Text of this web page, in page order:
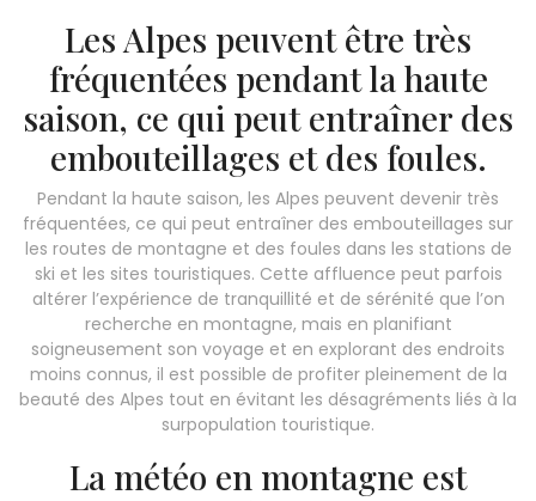
Les Alpes peuvent être très
fréquentées pendant la haute
saison, ce qui peut entraîner des
embouteillages et des foules.
Pendant la haute saison, les Alpes peuvent devenir très
fréquentées, ce qui peut entraîner des embouteillages sur
les routes de montagne et des foules dans les stations de
ski et les sites touristiques. Cette affluence peut parfois
altérer l’expérience de tranquillité et de sérénité que l’on
recherche en montagne, mais en planifiant
soigneusement son voyage et en explorant des endroits
moins connus, il est possible de profiter pleinement de la
beauté des Alpes tout en évitant les désagréments liés à la
surpopulation touristique.
La météo en montagne est